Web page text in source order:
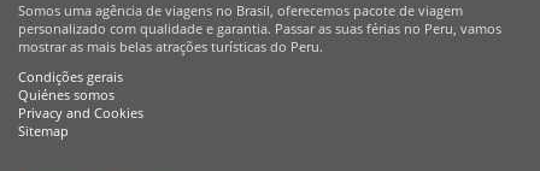
Somos uma agência de viagens no Brasil, oferecemos pacote de viagem
personalizado com qualidade e garantia. Passar as suas férias no Peru, vamos
mostrar as mais belas atrações turísticas do Peru.
Condições gerais
Quiénes somos
Privacy and Cookies
Sitemap